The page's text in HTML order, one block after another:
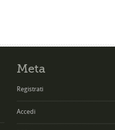
Meta
Registrati
Accedi